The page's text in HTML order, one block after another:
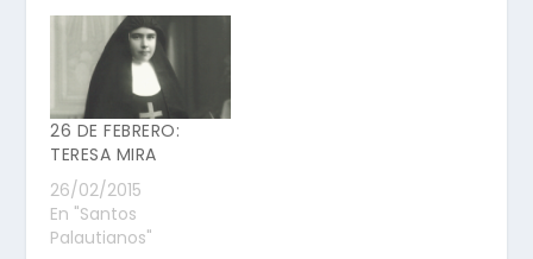
26 DE FEBRERO:
TERESA MIRA
26/02/2015
En "Santos
Palautianos"